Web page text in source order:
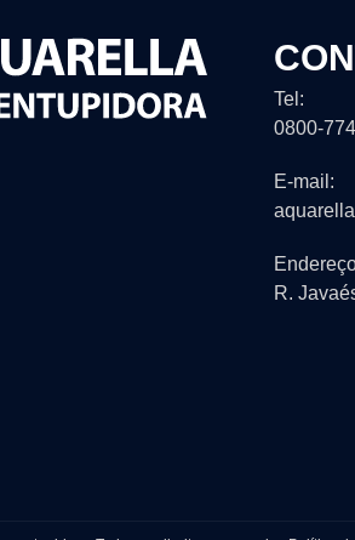
Tel:
0800-
E-mail:
R.